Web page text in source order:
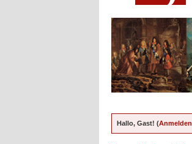
Hallo, Gast! (Anmelden